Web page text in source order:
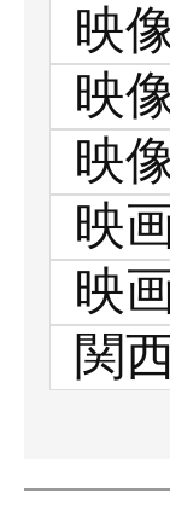
映
映
映
映
映
関